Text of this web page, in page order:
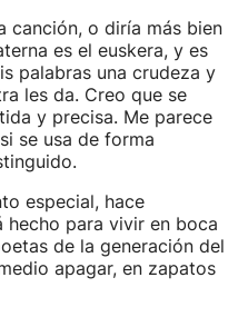
canción, o diría más bien
es el euskera, y es
palabras una crudeza y
les da. Creo que se
y precisa. Me parece
se usa de forma
especial, hace
hecho para vivir en boca
de la generación del
apagar, en zapatos